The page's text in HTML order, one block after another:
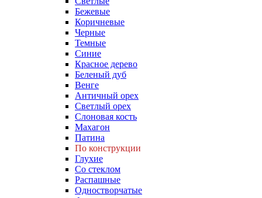
Бежевые
Коричневые
Черные
Темные
Синие
Красное дерево
Беленый дуб
Венге
Античный орех
Светлый орех
Слоновая кость
Махагон
Патина
По конструкции
Глухие
Со стеклом
Распашные
Одностворчатые